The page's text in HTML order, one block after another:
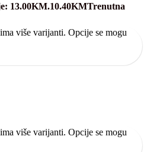
13.00KM.10.40KMTrenutna
više varijanti. Opcije se mogu
više varijanti. Opcije se mogu